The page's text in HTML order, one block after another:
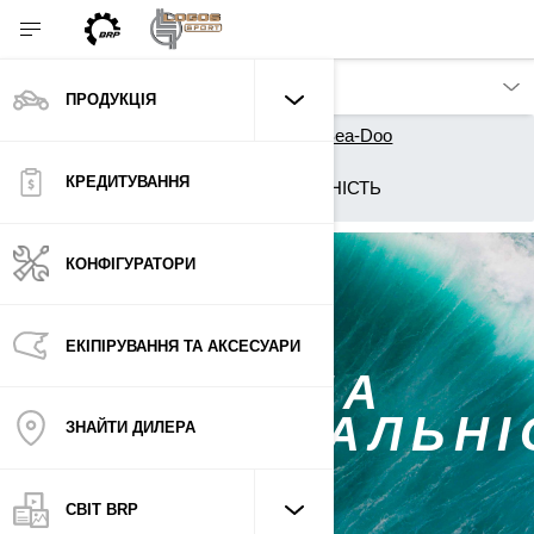
ПРОДУКЦІЯ
КРЕДИТУВАННЯ
КОНФІГУРАТОРИ
ЕКІПІРУВАННЯ ТА АКСЕСУАРИ
ЗНАЙТИ ДИЛЕРА
СВІТ BRP
Гідроцикли Sea-Doo
СОЦІАЛЬНА ВІДПОВІДАЛЬНІСТЬ
СОЦІАЛЬНА